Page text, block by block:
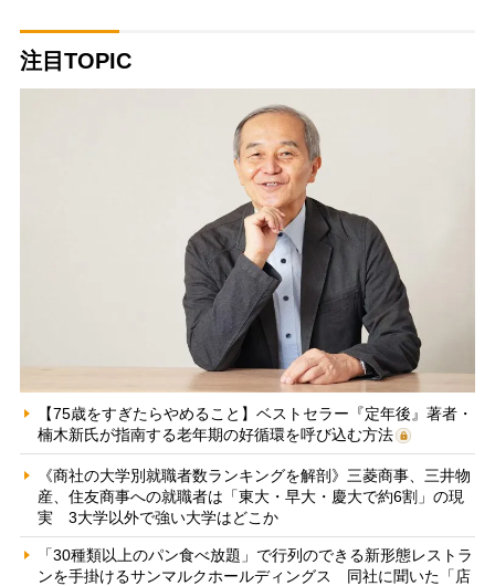
注目TOPIC
【75歳をすぎたらやめること】ベストセラー『定年後』著者・
楠木新氏が指南する老年期の好循環を呼び込む方法
《商社の大学別就職者数ランキングを解剖》三菱商事、三井物
産、住友商事への就職者は「東大・早大・慶大で約6割」の現
実 3大学以外で強い大学はどこか
「30種類以上のパン食べ放題」で行列のできる新形態レストラ
ンを手掛けるサンマルクホールディングス 同社に聞いた「店